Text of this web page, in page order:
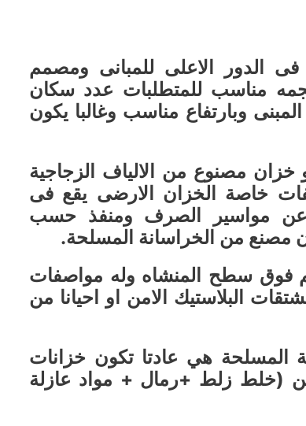
الدور الاعلى للمبانى ومصمم
مناسب للمتطلبات عدد سكان
وبارتفاع مناسب وغالبا يكون
خزان مصنوع من الالياف الزجاجية
خاصة الخزان الارضى يقع فى
عن مواسير الصرف ومنفذ حسب
مصنع من الخراسانة المسلحة.
فوق سطح المنشاه وله مواصفات
البلاستيك الامن او احيانا من
المسلحة هي عادتا تكون خزانات
(خلط زلط +رمال + مواد عازلة